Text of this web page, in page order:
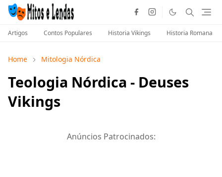
Artigos Contos Populares Historia Vikings Historia Romana
Home Mitologia Nórdica
Teologia Nórdica - Deuses
Vikings
Anúncios Patrocinados: